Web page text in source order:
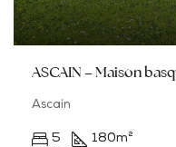
ASCAIN – Maison
Ascain
5 180m²